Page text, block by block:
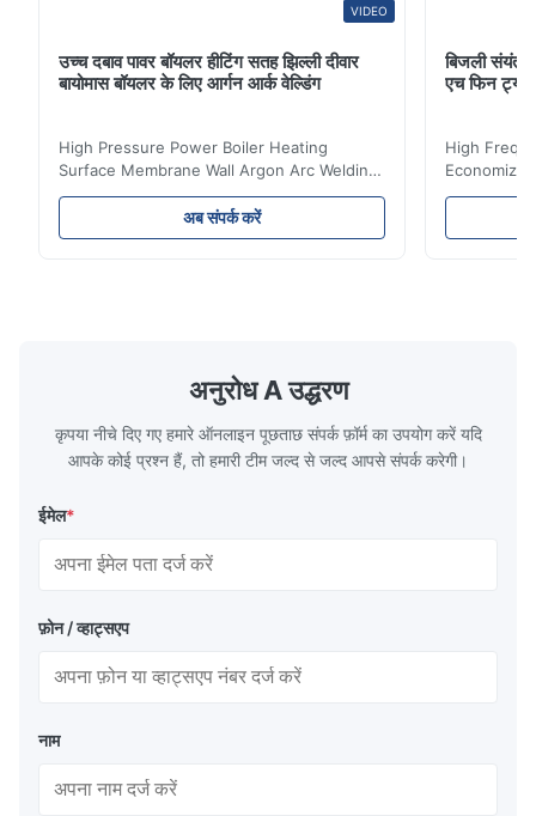
VIDEO
उच्च दबाव पावर बॉयलर हीटिंग सतह झिल्ली दीवार
बायोमास बॉयलर के लिए आर्गन आर्क वेल्डिंग
High Pressure Power Boiler Heating
Surface Membrane Wall Argon Arc Welding
For Biomass Boiler Product Introduction
Water wall panels with pins usually laid
vertically on the inner wall of the furnace
the basic component of boiler water
circulation loop.Because of both cooling
अब संपर्क करें
बिजली संयंत्र
एच फिन ट्यूब
High
Product
industrial
अनुरोध A उद्धरण
कृपया नीचे दिए गए हमारे ऑनलाइन पूछताछ संपर्क फ़ॉर्म का उपयोग करें यदि
आपके कोई प्रश्न हैं, तो हमारी टीम जल्द से जल्द आपसे संपर्क करेगी।
ईमेल*
फ़ोन / व्हाट्सएप
नाम